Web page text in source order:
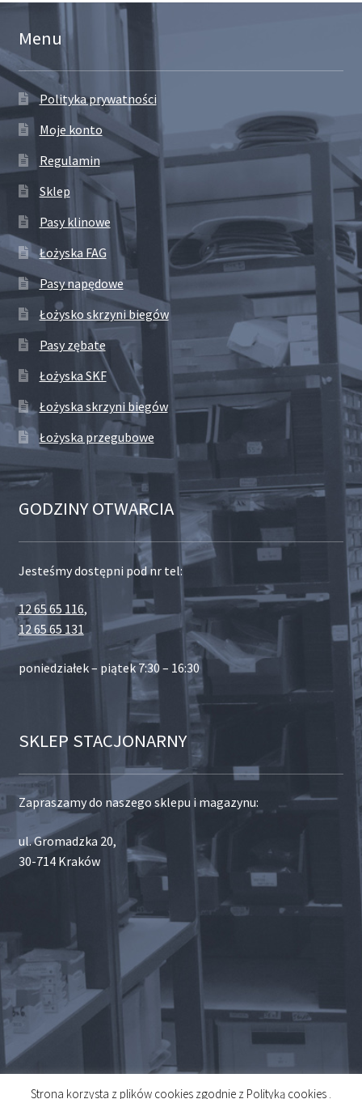
Menu
Polityka prywatności
Moje konto
Regulamin
Sklep
Pasy klinowe
Łożyska FAG
Pasy napędowe
Łożysko skrzyni biegów
Pasy zębate
Łożyska SKF
Łożyska skrzyni biegów
Łożyska przegubowe
GODZINY OTWARCIA
Jesteśmy dostępni pod nr tel:
12 65 65 116,
12 65 65 131
poniedziałek – piątek 7:30 – 16:30
SKLEP STACJONARNY
Zapraszamy do naszego sklepu i magazynu:
ul. Gromadzka 20,
30-714 Kraków
Strona korzysta z plików cookies zgodnie z Polityką cookies .